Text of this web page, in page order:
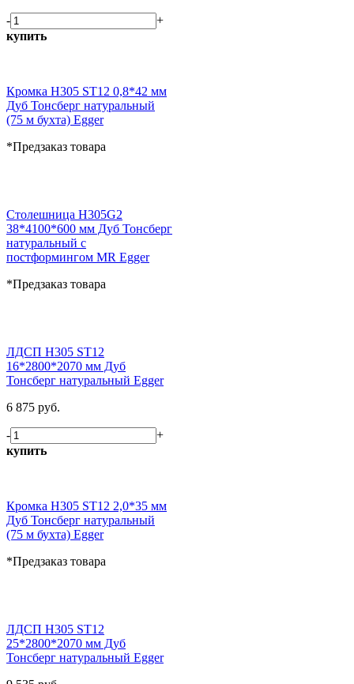
-
+
купить
Кромка H305 ST12 0,8*42 мм
Дуб Тонсберг натуральный
(75 м бухта) Egger
*Предзаказ товара
Столешница H305G2
38*4100*600 мм Дуб Тонсберг
натуральный с
постформингом MR Egger
*Предзаказ товара
ЛДСП H305 ST12
16*2800*2070 мм Дуб
Тонсберг натуральный Egger
6 875 руб.
-
+
купить
Кромка H305 ST12 2,0*35 мм
Дуб Тонсберг натуральный
(75 м бухта) Egger
*Предзаказ товара
ЛДСП H305 ST12
25*2800*2070 мм Дуб
Тонсберг натуральный Egger